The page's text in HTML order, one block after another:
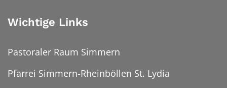
Wichtige Links
Pastoraler Raum Simmern
Pfarrei Simmern-Rheinböllen St. Lydia